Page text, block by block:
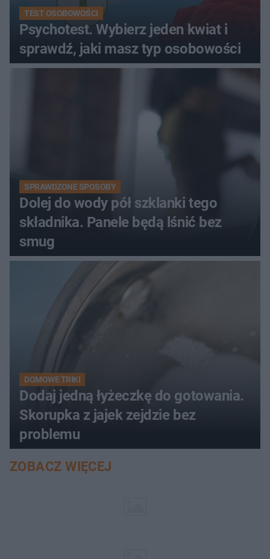
TEST OSOBOWOŚCI
Psychotest. Wybierz jeden kwiat i
sprawdź, jaki masz typ osobowości
SPRAWDZONE SPOSOBY
Dolej do wody pół szklanki tego
składnika. Panele będą lśnić bez
smug
DOMOWE TRIKI
Dodaj jedną łyżeczkę do gotowania.
Skorupka z jajek zejdzie bez
problemu
ZOBACZ WIĘCEJ